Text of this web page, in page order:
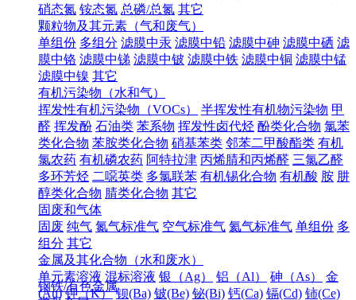
硝态氮 铵态氮 总磷/总氮 其它
颗粒物及其元素（气和废气）
单组份 多组分 滤膜中汞 滤膜中铅 滤膜中砷 滤膜中硒 滤
膜中铬 滤膜中锑 滤膜中铍 滤膜中铁 滤膜中铜 滤膜中锰
滤膜中镍 其它
有机污染物（水和气）
挥发性有机污染物（VOCs）
半挥发性有机物污染物 甲
醛 挥发酚 石油类 苯系物 挥发性卤代烃 酚类化合物 氯苯
类化合物 苯胺类化合物 硝基苯类 邻苯二甲酸酯类 有机
氯农药 有机磷农药 阿特拉津 丙烯腈和丙烯醛 三氯乙醛
多环芳烃 二噁英类 多氯联苯 有机锡化合物 有机酸 胺 肼
醇类化合物 腈类化合物 其它
固废和气体
固废 纯气 氮气标准气 空气标准气 氦气标准气 单组份 多
组分 其它
金属及其化合物（水和废水）
单元素溶液 混标溶液 银（Ag） 铝（Al） 砷（As）
金
(Au) 钾（K） 钡(Ba) 铍(Be) 铋(Bi) 钙(Ca) 镉(Cd) 铈(Ce)
钢铁/有色金属